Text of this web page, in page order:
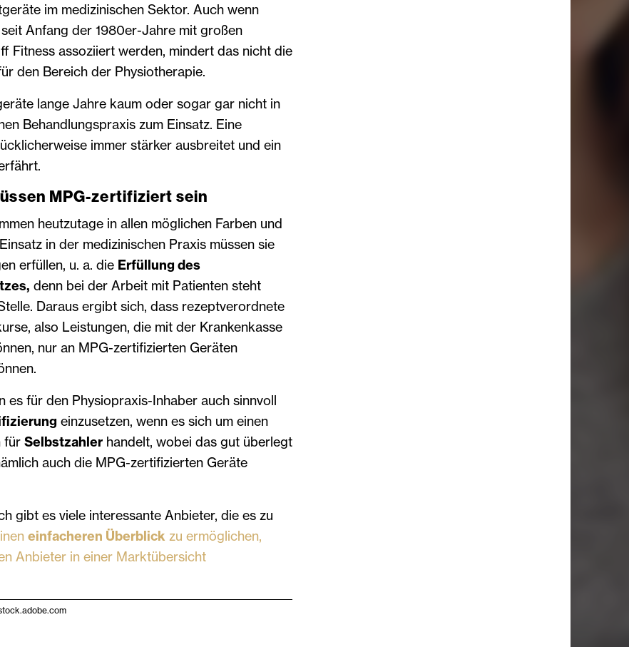
im medizinischen Sektor. Auch wenn
Anfang der 1980er-Jahre mit großen
Fitness assoziiert werden, mindert das nicht die
den Bereich der Physiotherapie.
lange Jahre kaum oder sogar gar nicht in
Behandlungspraxis zum Einsatz. Eine
immer stärker ausbreitet und ein
MPG-zertifiziert sein
heutzutage in allen möglichen Farben und
in der medizinischen Praxis müssen sie
erfüllen, u. a. die Erfüllung des
denn bei der Arbeit mit Patienten steht
Daraus ergibt sich, dass rezeptverordnete
also Leistungen, die mit der Krankenkasse
nur an MPG-zertifizierten Geräten
es für den Physiopraxis-Inhaber auch sinnvoll
einzusetzen, wenn es sich um einen
für Selbstzahlerhandelt, wobei das gut überlegt
auch die MPG-zertifizierten Geräte
gibt es viele interessante Anbieter, die es zu
einfacheren Überblick zu ermöglichen,
Anbieter in einer Marktübersicht